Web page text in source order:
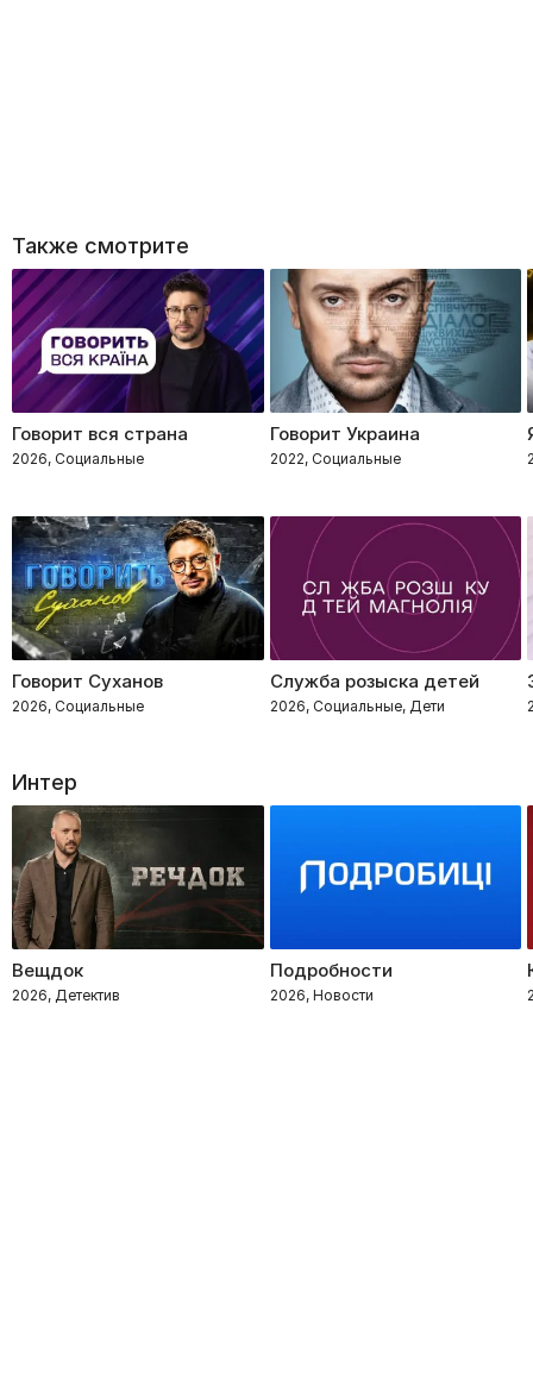
Также смотрите
Говорит вся страна
2026, Социальные
Говорит Украина
2022, Социальные
Говорит Суханов
2026, Социальные
Служба розыска детей
2026, Социальные, Дети
Интер
Вещдок
2026, Детектив
Подробности
2026, Новости